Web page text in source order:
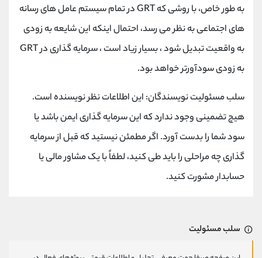
به طور خاص، با روشی که GRT در تمام سیستم عامل های رسانه
های اجتماعی به نظر می رسد، احتمال اینکه این شایعه به زودی
به واقعیت تبدیل شود ، بسیار زیاد است ، سرمایه گذاری در GRT
به زودی سودآورتر خواهد بود.
سلب مسئولیت نویسندگان: این اطلاعات نظر نویسنده است.
هیچ تضمینی وجود ندارد که این سرمایه گذاری ایمن باشد یا
سود شما را بدست آورد. اگر مطمئن نیستید که قبل از سرمایه
گذاری چه مراحلی را باید طی کنید، لطفاً با یک مشاور مالی یا
حسابدار مشورت کنید.
سلب مسئولیت